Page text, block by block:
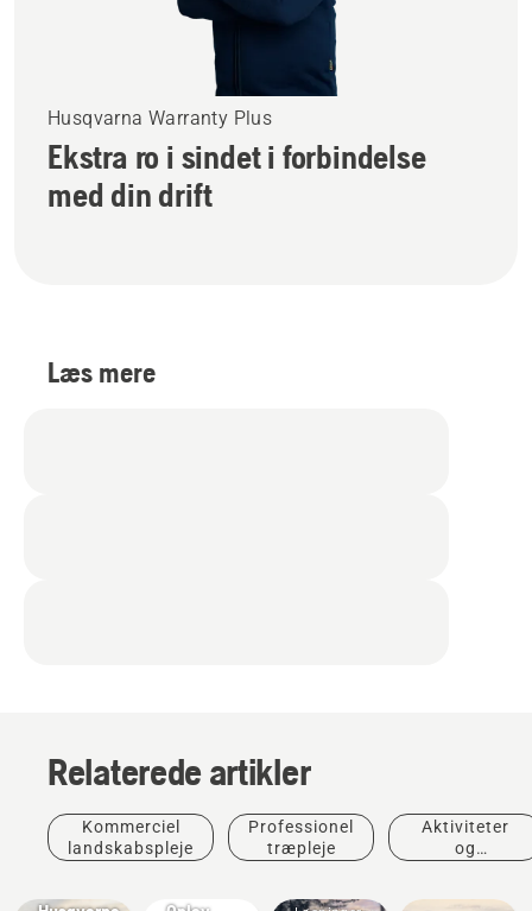
Husqvarna Warranty Plus
Ekstra ro i sindet i forbindelse
med din drift
Læs mere
Relaterede artikler
Kommerciel
landskabspleje
Professionel
træpleje
Aktiviteter
og
Produkter
Til